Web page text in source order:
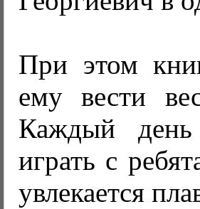
При этом
ему вести
Каждый день
играть с
увлекается